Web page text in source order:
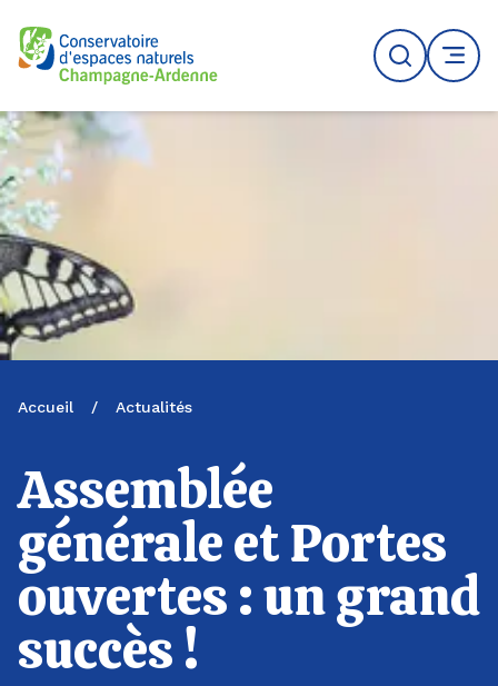
Logo du CENCA
Recherche
MENU
Accueil / Actualités
Assemblée
générale et Portes
ouvertes : un grand
succès !